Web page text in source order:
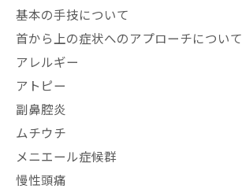
基本の手技について
首から上の症状へのアプローチについて
アレルギー
アトピー
副鼻腔炎
ムチウチ
メニエール症候群
慢性頭痛